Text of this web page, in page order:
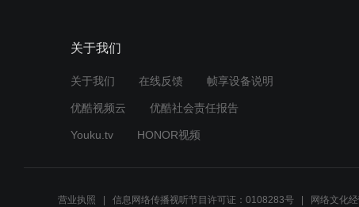
关于我们
关于我们 在线反馈 帧享设备说明
优酷视频云 优酷社会责任报告
Youku.tv HONOR视频
营业执照 信息网络传播视听节目许可证：0108283号 网络文化